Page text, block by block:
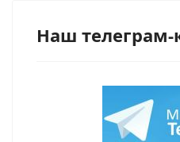
Наш телеграм-